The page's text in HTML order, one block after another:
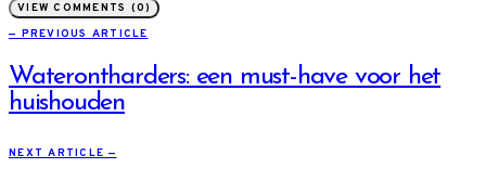
VIEW COMMENTS (0)
— PREVIOUS ARTICLE
Waterontharders: een must-have voor het
huishouden
NEXT ARTICLE —